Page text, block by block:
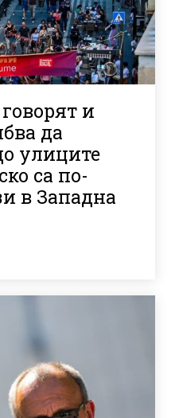
и
да
улиците
са по-
в Западна